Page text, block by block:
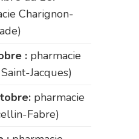
Charignon-
: pharmacie
Jacques)
pharmacie
Fabre)